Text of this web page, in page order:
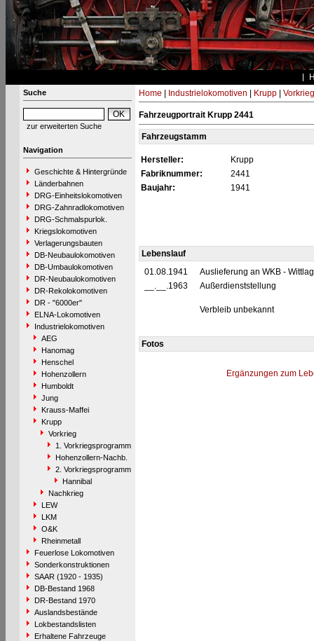
Suche
zur erweiterten Suche
Navigation
Geschichte & Hintergründe
Länderbahnen
DRG-Einheitslokomotiven
DRG-Zahnradlokomotiven
DRG-Schmalspurlok.
Kriegslokomotiven
Verlagerungsbauten
DB-Neubaulokomotiven
DB-Umbaulokomotiven
DR-Neubaulokomotiven
DR-Rekolokomotiven
DR - "6000er"
ELNA-Lokomotiven
Industrielokomotiven
AEG
Hanomag
Henschel
Hohenzollern
Humboldt
Jung
Krauss-Maffei
Krupp
Vorkrieg
1. Vorkriegsprogramm
Hohenzollern-Nachb.
2. Vorkriegsprogramm
Hannibal
Nachkrieg
LEW
LKM
O&K
Rheinmetall
Feuerlose Lokomotiven
Sonderkonstruktionen
SAAR (1920 - 1935)
DB-Bestand 1968
DR-Bestand 1970
Auslandsbestände
Lokbestandslisten
Erhaltene Fahrzeuge
Home Industrielokomotiven Krupp| Vorkrieg
Fahrzeugportrait Krupp 2441
Fahrzeugstamm
Hersteller:
Krupp
Fabriknummer:
2441
Baujahr:
1941
Lebenslauf
01.08.1941
Auslieferung an WKB -
__.__.1963
Außerdienststellung
Verbleib unbekannt
Fotos
Ergänzungen zum